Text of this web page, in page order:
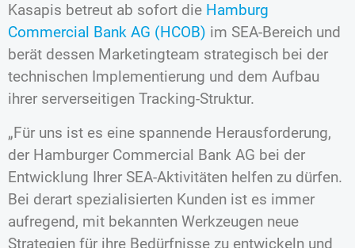
Kasapis betreut ab sofort die Hamburg
Commercial Bank AG (HCOB) im SEA-Bereich und
berät dessen Marketingteam strategisch bei der
technischen Implementierung und dem Aufbau
ihrer serverseitigen Tracking-Struktur.
„Für uns ist es eine spannende Herausforderung,
der Hamburger Commercial Bank AG bei der
Entwicklung Ihrer SEA-Aktivitäten helfen zu dürfen.
Bei derart spezialisierten Kunden ist es immer
aufregend, mit bekannten Werkzeugen neue
Strategien für ihre Bedürfnisse zu entwickeln und